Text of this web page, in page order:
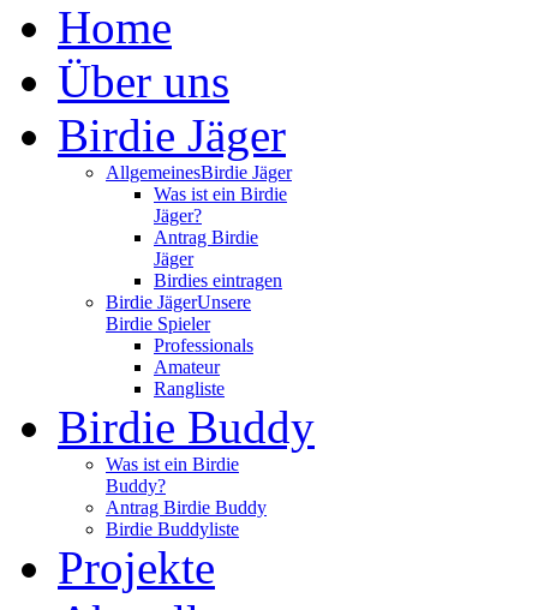
Home
Über uns
Birdie Jäger
AllgemeinesBirdie Jäger
Was ist ein Birdie
Jäger?
Antrag Birdie
Jäger
Birdies eintragen
Birdie JägerUnsere
Birdie Spieler
Professionals
Amateur
Rangliste
Birdie Buddy
Was ist ein Birdie
Buddy?
Antrag Birdie Buddy
Birdie Buddyliste
Projekte